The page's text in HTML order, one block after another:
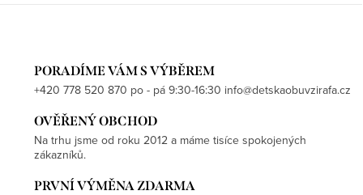
PORADÍME VÁM S VÝBĚREM
+420 778 520 870 po - pá 9:30-16:30 info@detskaobuvzirafa.cz
OVĚŘENÝ OBCHOD
Na trhu jsme od roku 2012 a máme tisíce spokojených
zákazníků.
PRVNÍ VÝMĚNA ZDARMA